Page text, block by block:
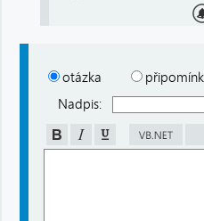
otázka
Nadpis: